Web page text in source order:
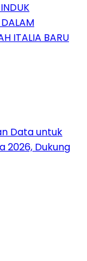
ITALIA BARU
Data untuk
2026, Dukung